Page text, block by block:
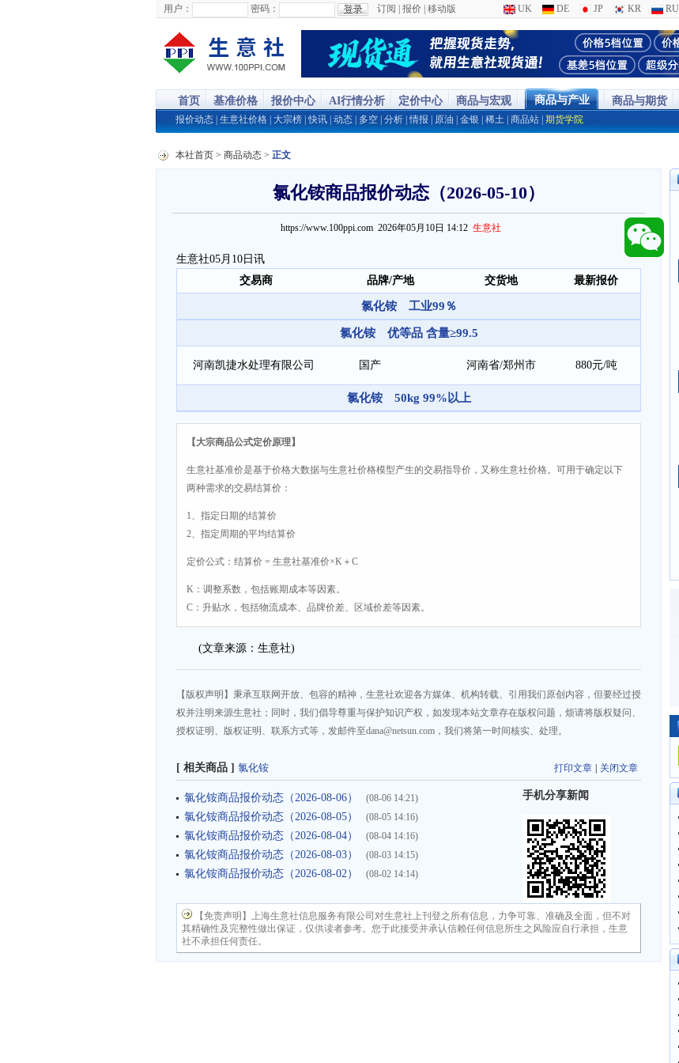
用户： 密码： 订阅 报价 移动版 UK DE JP KR RU
首页 基准价格 报价中心 AI行情分析 定价中心 商品与宏观 商品与产业 商品与期货
报价动态 生意社价格 大宗榜 |快讯 动态 多空 分析 |情报 原油 金银 稀土 商品站 期货学院
本社首页 > 商品动态 > 正文
氯化铵商品报价动态（2026-05-10）
https://www.100ppi.com 2026年05月10日 14:12 生意社
生意社05月10日讯
交易商
品牌/产地 交货地 最新报价
氯化铵 工业99％
氯化铵 优等品 含量≥99.5
河南凯捷水处理有限公司 国产 河南省/郑州市 880元/吨
氯化铵 50kg 99%以上
【大宗商品公式定价原理】
生意社基准价是基于价格大数据与生意社价格模型产生的交易指导价，又称生意社价格。可用于确定以下
两种需求的交易结算价：
1、指定日期的结算价
2、指定周期的平均结算价
定价公式：结算价 = 生意社基准价×K＋C
K：调整系数，包括账期成本等因素。
C：升贴水，包括物流成本、品牌价差、区域价差等因素。
(文章来源：生意社)
【版权声明】秉承互联网开放、包容的精神，生意社欢迎各方媒体、机构转载、引用我们原创内容，但要经过授
权并注明来源生意社；同时，我们倡导尊重与保护知识产权，如发现本站文章存在版权问题，烦请将版权疑问、
授权证明、版权证明、联系方式等，发邮件至dana@netsun.com，我们将第一时间核实、处理。
打印文章 关闭文章
[ 相关商品 ] 氯化铵
氯化铵商品报价动态（2026-08-06） (08-06 14:21)
氯化铵商品报价动态（2026-08-05） (08-05 14:16)
氯化铵商品报价动态（2026-08-04） (08-04 14:16)
氯化铵商品报价动态（2026-08-03） (08-03 14:15)
氯化铵商品报价动态（2026-08-02） (08-02 14:14)
手机分享新闻
【免责声明】上海生意社信息服务有限公司对生意社上刊登之所有信息，力争可靠、准确及全面，但不对
其精确性及完整性做出保证，仅供读者参考。您于此接受并承认信赖任何信息所生之风险应自行承担，生意
社不承担任何责任。